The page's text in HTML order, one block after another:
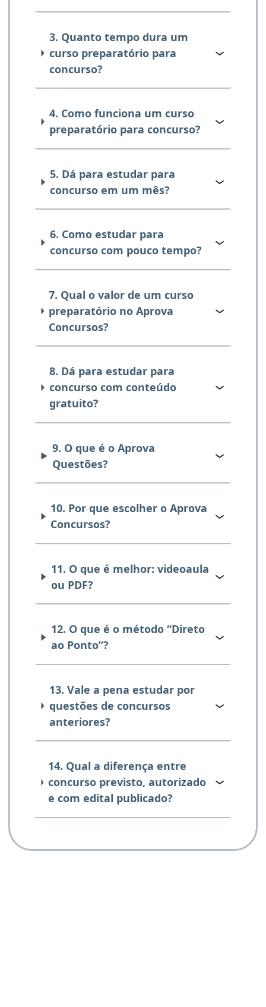
3. Quanto tempo dura um
curso preparatório para
concurso?
4. Como funciona um curso
preparatório para concurso?
5. Dá para estudar para
concurso em um mês?
6. Como estudar para
concurso com pouco tempo?
7. Qual o valor de um curso
preparatório no Aprova
Concursos?
8. Dá para estudar para
concurso com conteúdo
gratuito?
9. O que é o Aprova
Questões?
10. Por que escolher o Aprova
Concursos?
11. O que é melhor: videoaula
ou PDF?
12. O que é o método “Direto
ao Ponto”?
13. Vale a pena estudar por
questões de concursos
anteriores?
14. Qual a diferença entre
concurso previsto, autorizado
e com edital publicado?